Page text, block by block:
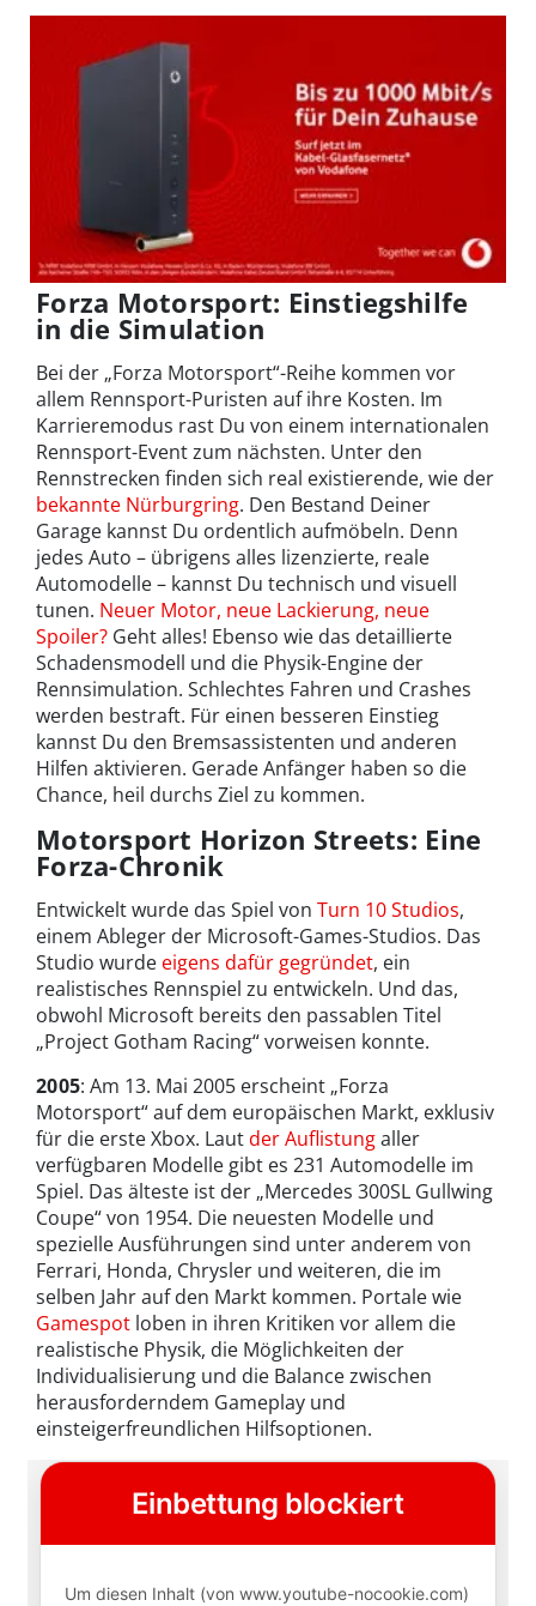
Forza Motorsport: Einstiegshilfe
in die Simulation
Bei der „Forza Motorsport“-Reihe kommen vor
allem Rennsport-Puristen auf ihre Kosten. Im
Karrieremodus rast Du von einem internationalen
Rennsport-Event zum nächsten. Unter den
Rennstrecken finden sich real existierende, wie der
bekannte Nürburgring. Den Bestand Deiner
Garage kannst Du ordentlich aufmöbeln. Denn
jedes Auto – übrigens alles lizenzierte, reale
Automodelle – kannst Du technisch und visuell
tunen. Neuer Motor, neue Lackierung, neue
Spoiler? Geht alles! Ebenso wie das detaillierte
Schadensmodell und die Physik-Engine der
Rennsimulation. Schlechtes Fahren und Crashes
werden bestraft. Für einen besseren Einstieg
kannst Du den Bremsassistenten und anderen
Hilfen aktivieren. Gerade Anfänger haben so die
Chance, heil durchs Ziel zu kommen.
Motorsport Horizon Streets: Eine
Forza-Chronik
Entwickelt wurde das Spiel von Turn 10 Studios,
einem Ableger der Microsoft-Games-Studios. Das
Studio wurde eigens dafür gegründet, ein
realistisches Rennspiel zu entwickeln. Und das,
obwohl Microsoft bereits den passablen Titel
„Project Gotham Racing“ vorweisen konnte.
2005: Am 13. Mai 2005 erscheint „Forza
Motorsport“ auf dem europäischen Markt, exklusiv
für die erste Xbox. Lautder Auflistungaller
verfügbaren Modelle gibt es 231 Automodelle im
Spiel. Das älteste ist der „Mercedes 300SL Gullwing
Coupe“ von 1954. Die neuesten Modelle und
spezielle Ausführungen sind unter anderem von
Ferrari, Honda, Chrysler und weiteren, die im
selben Jahr auf den Markt kommen. Portale wie
Gamespot loben in ihren Kritiken vor allem die
realistische Physik, die Möglichkeiten der
Individualisierung und die Balance zwischen
herausforderndem Gameplay und
einsteigerfreundlichen Hilfsoptionen.